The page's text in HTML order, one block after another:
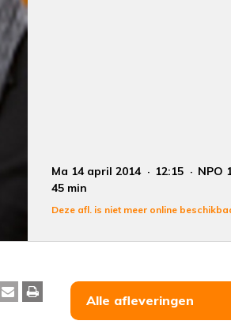
Ma 14 april 2014 12:15
NPO
45 min
Deze afl. is niet meer online
Alle afleveringen